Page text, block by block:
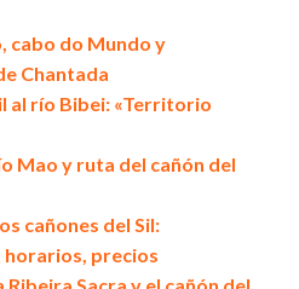
cabo do Mundo y
Chantada
al río Bibei: «Territorio
Mao y ruta del cañón del
cañones del Sil:
precios